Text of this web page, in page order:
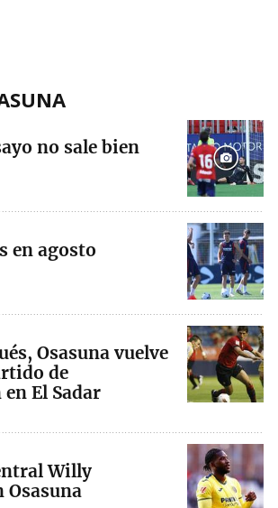
no sale bien
en agosto
Osasuna vuelve
de
El Sadar
Willy
Osasuna